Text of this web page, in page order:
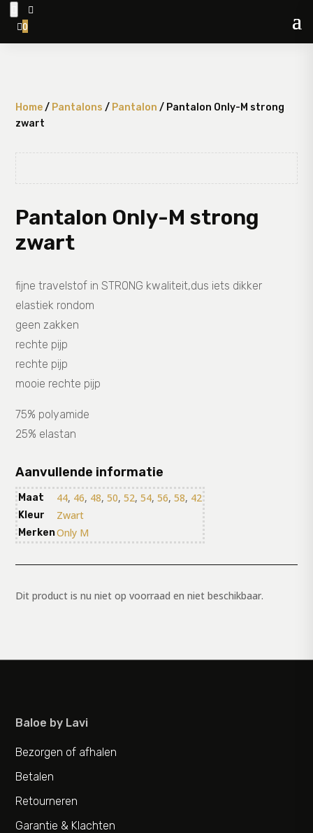

0
Home/ Pantalons / Pantalon / Pantalon Only-M strong
zwart
Pantalon Only-M strong
zwart
fijne travelstof in STRONG kwaliteit,dus iets dikker
elastiek rondom
geen zakken
rechte pijp
rechte pijp
mooie rechte pijp
75% polyamide
25% elastan
Aanvullende informatie
Maat 44, 46, 48,50,52,54,56,58, 42
Kleur Zwart
MerkenOnly M
Dit product is nu niet op voorraad en niet beschikbaar.
Baloe by Lavi
Bezorgen of afhalen
Betalen
Retourneren
Garantie & Klachten